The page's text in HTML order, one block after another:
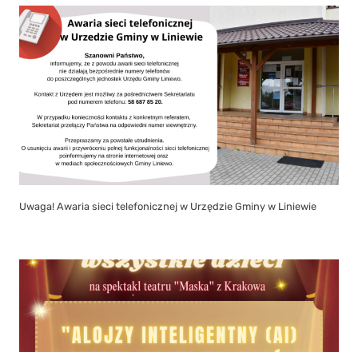
Uwaga! Awaria sieci telefonicznej w Urzędzie Gminy w Liniewie